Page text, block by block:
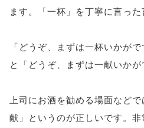
ます。「一杯」を丁寧に言った
「どうぞ、まずは一杯いかが
と「どうぞ、まずは一献いかが
上司にお酒を勧める場面など
献」というのが正しいです。